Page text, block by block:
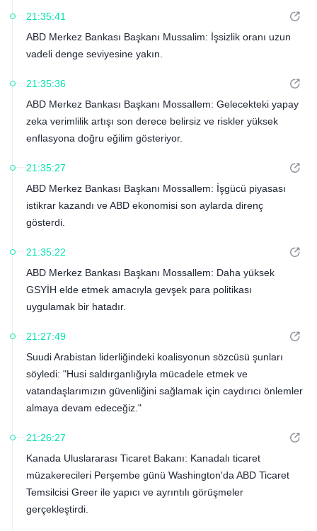
21:35:41
ABD Merkez Bankası Başkanı Mussalim: İşsizlik oranı uzun
vadeli denge seviyesine yakın.
21:35:36
ABD Merkez Bankası Başkanı Mossallem: Gelecekteki yapay
zeka verimlilik artışı son derece belirsiz ve riskler yüksek
enflasyona doğru eğilim gösteriyor.
21:35:27
ABD Merkez Bankası Başkanı Mossallem: İşgücü piyasası
istikrar kazandı ve ABD ekonomisi son aylarda direnç
gösterdi.
21:35:22
ABD Merkez Bankası Başkanı Mossallem: Daha yüksek
GSYİH elde etmek amacıyla gevşek para politikası
uygulamak bir hatadır.
21:27:49
Suudi Arabistan liderliğindeki koalisyonun sözcüsü şunları
söyledi: "Husi saldırganlığıyla mücadele etmek ve
vatandaşlarımızın güvenliğini sağlamak için caydırıcı önlemler
almaya devam edeceğiz."
21:26:27
Kanada Uluslararası Ticaret Bakanı: Kanadalı ticaret
müzakerecileri Perşembe günü Washington'da ABD Ticaret
Temsilcisi Greer ile yapıcı ve ayrıntılı görüşmeler
gerçekleştirdi.